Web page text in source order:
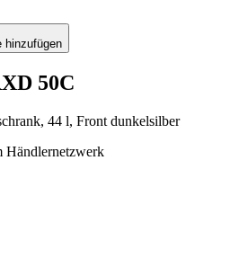
hinzufügen
50C
44 l, Front dunkelsilber
Händlernetzwerk